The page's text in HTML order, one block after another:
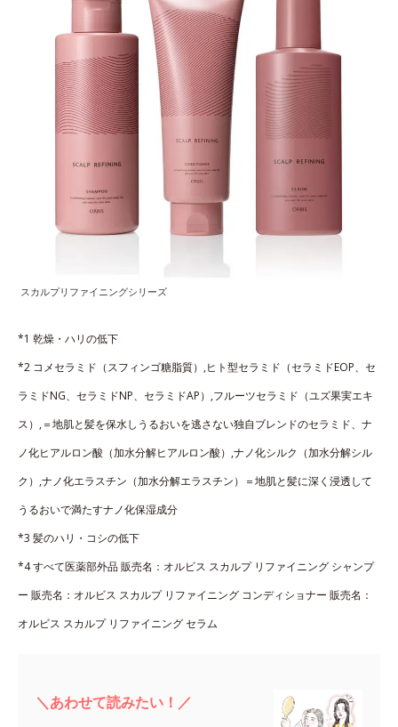
スカルプリファイニングシリーズ
*1 乾燥・ハリの低下
*2 コメセラミド（スフィンゴ糖脂質）,ヒト型セラミド（セラミドEOP、セ
ラミドNG、セラミドNP、セラミドAP）,フルーツセラミド（ユズ果実エキ
ス）,＝地肌と髪を保水しうるおいを逃さない独自ブレンドのセラミド、ナ
ノ化ヒアルロン酸（加水分解ヒアルロン酸）,ナノ化シルク（加水分解シル
ク）,ナノ化エラスチン（加水分解エラスチン）＝地肌と髪に深く浸透して
うるおいで満たすナノ化保湿成分
*3 髪のハリ・コシの低下
*4 すべて医薬部外品 販売名：オルビス スカルプ リファイニング シャンプ
ー 販売名：オルビス スカルプ リファイニング コンディショナー 販売名：
オルビス スカルプ リファイニング セラム
＼あわせて読みたい！／